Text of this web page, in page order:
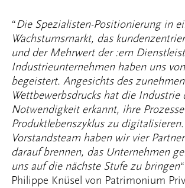
“Die Spezialisten-Positionierung in
Wachstumsmarkt, das
und der Mehrwert der :em
Industrieunternehmen haben uns
begeistert. Angesichts des
Wettbewerbsdrucks hat die Industrie
Notwendigkeit erkannt, ihre
Produktlebenszyklus zu
Vorstandsteam haben wir vier
darauf brennen, das Unternehmen
uns auf die nächste Stufe zu bringen
Philippe Knüsel von Patrimonium